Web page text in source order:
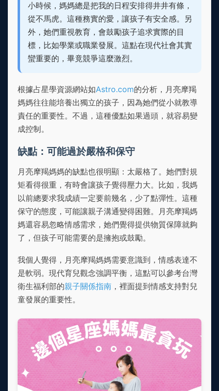
小時候，媽媽總是把我的日程安排得井井有條，
從不馬虎。這種務實的愛，讓孩子有安全感。另
外，她們重視教育，會鼓勵孩子追求實際的目
標，比如學業或職業發展。這點在現代社會其實
蠻重要的，畢竟競爭這麼激烈。
根據占星學資源網站如Astro.com的分析，月亮摩羯
媽媽往往能培養出獨立的孩子，因為她們從小就教導
責任的重要性。不過，這種優點如果過頭，就容易變
成控制。
缺點：可能過於嚴格和保守
月亮摩羯媽媽的缺點也很明顯：太嚴格了。她們對規
矩看得很重，有時會讓孩子覺得壓力大。比如，我媽
以前總要求我成績一定要前幾名，少了點彈性。這種
保守的態度，可能讓親子溝通變得困難。月亮摩羯媽
媽還容易忽略情感需求，她們覺得提供物質保障就夠
了，但孩子可能需要的是擁抱或鼓勵。
我個人覺得，月亮摩羯媽媽需要意識到，情感表達不
是軟弱。現代育兒觀念強調平衡，這點可以參考台灣
衛生福利部的親子關係指南 ，裡面提到情感支持對兒
童發展的重要性。